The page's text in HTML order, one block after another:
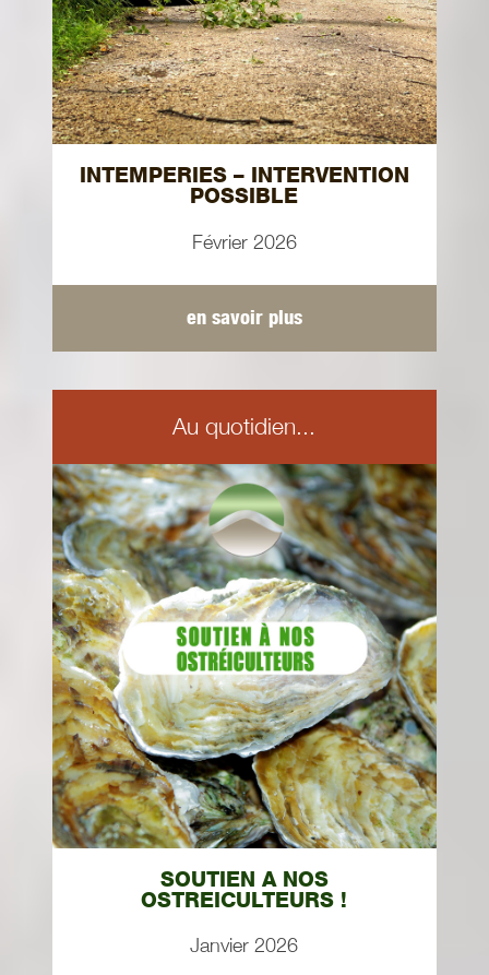
INTEMPERIES – INTERVENTION
POSSIBLE
Février 2026
en savoir plus
Au quotidien...
SOUTIEN A NOS
OSTREICULTEURS !
Janvier 2026